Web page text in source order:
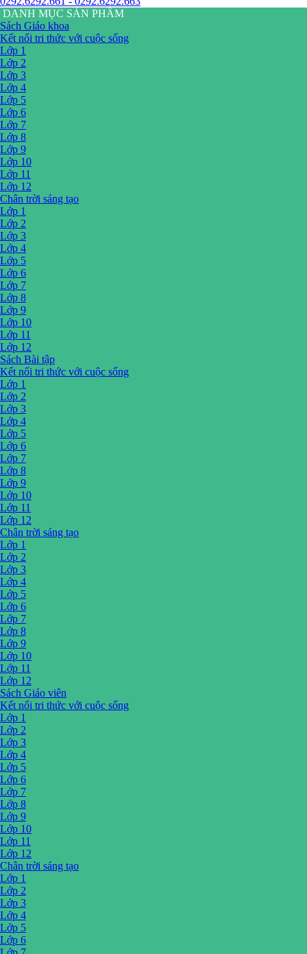
DANH MỤC SẢN PHẨM
Sách Giáo khoa
Kết nối tri thức với cuộc sống
Lớp 1
Lớp 2
Lớp 3
Lớp 4
Lớp 5
Lớp 6
Lớp 7
Lớp 8
Lớp 9
Lớp 10
Lớp 11
Lớp 12
Chân trời sáng tạo
Lớp 1
Lớp 2
Lớp 3
Lớp 4
Lớp 5
Lớp 6
Lớp 7
Lớp 8
Lớp 9
Lớp 10
Lớp 11
Lớp 12
Sách Bài tập
Kết nối tri thức với cuộc sống
Lớp 1
Lớp 2
Lớp 3
Lớp 4
Lớp 5
Lớp 6
Lớp 7
Lớp 8
Lớp 9
Lớp 10
Lớp 11
Lớp 12
Chân trời sáng tạo
Lớp 1
Lớp 2
Lớp 3
Lớp 4
Lớp 5
Lớp 6
Lớp 7
Lớp 8
Lớp 9
Lớp 10
Lớp 11
Lớp 12
Sách Giáo viên
Kết nối tri thức với cuộc sống
Lớp 1
Lớp 2
Lớp 3
Lớp 4
Lớp 5
Lớp 6
Lớp 7
Lớp 8
Lớp 9
Lớp 10
Lớp 11
Lớp 12
Chân trời sáng tạo
Lớp 1
Lớp 2
Lớp 3
Lớp 4
Lớp 5
Lớp 6